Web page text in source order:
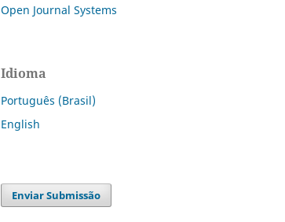
Open Journal Systems
Idioma
Português (Brasil)
English
Enviar Submissão